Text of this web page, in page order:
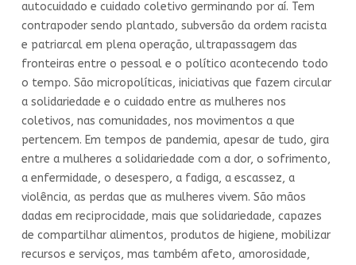
autocuidado e cuidado coletivo germinando por aí. Tem
contrapoder sendo plantado, subversão da ordem racista
e patriarcal em plena operação, ultrapassagem das
fronteiras entre o pessoal e o político acontecendo todo
o tempo. São micropolíticas, iniciativas que fazem circular
a solidariedade e o cuidado entre as mulheres nos
coletivos, nas comunidades, nos movimentos a que
pertencem. Em tempos de pandemia, apesar de tudo, gira
entre a mulheres a solidariedade com a dor, o sofrimento,
a enfermidade, o desespero, a fadiga, a escassez, a
violência, as perdas que as mulheres vivem. São mãos
dadas em reciprocidade, mais que solidariedade, capazes
de compartilhar alimentos, produtos de higiene, mobilizar
recursos e serviços, mas também afeto, amorosidade,